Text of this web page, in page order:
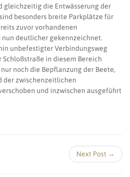
die Entwässerung der
besonders breite Parkplätze für
zuvor vorhandenen
deutlicher gekennzeichnet.
unbefestigter Verbindungsweg
in diesem Bereich
noch die Bepflanzung der Beete,
der zwischenzeitlichen
und inzwischen ausgeführt
Next Post →